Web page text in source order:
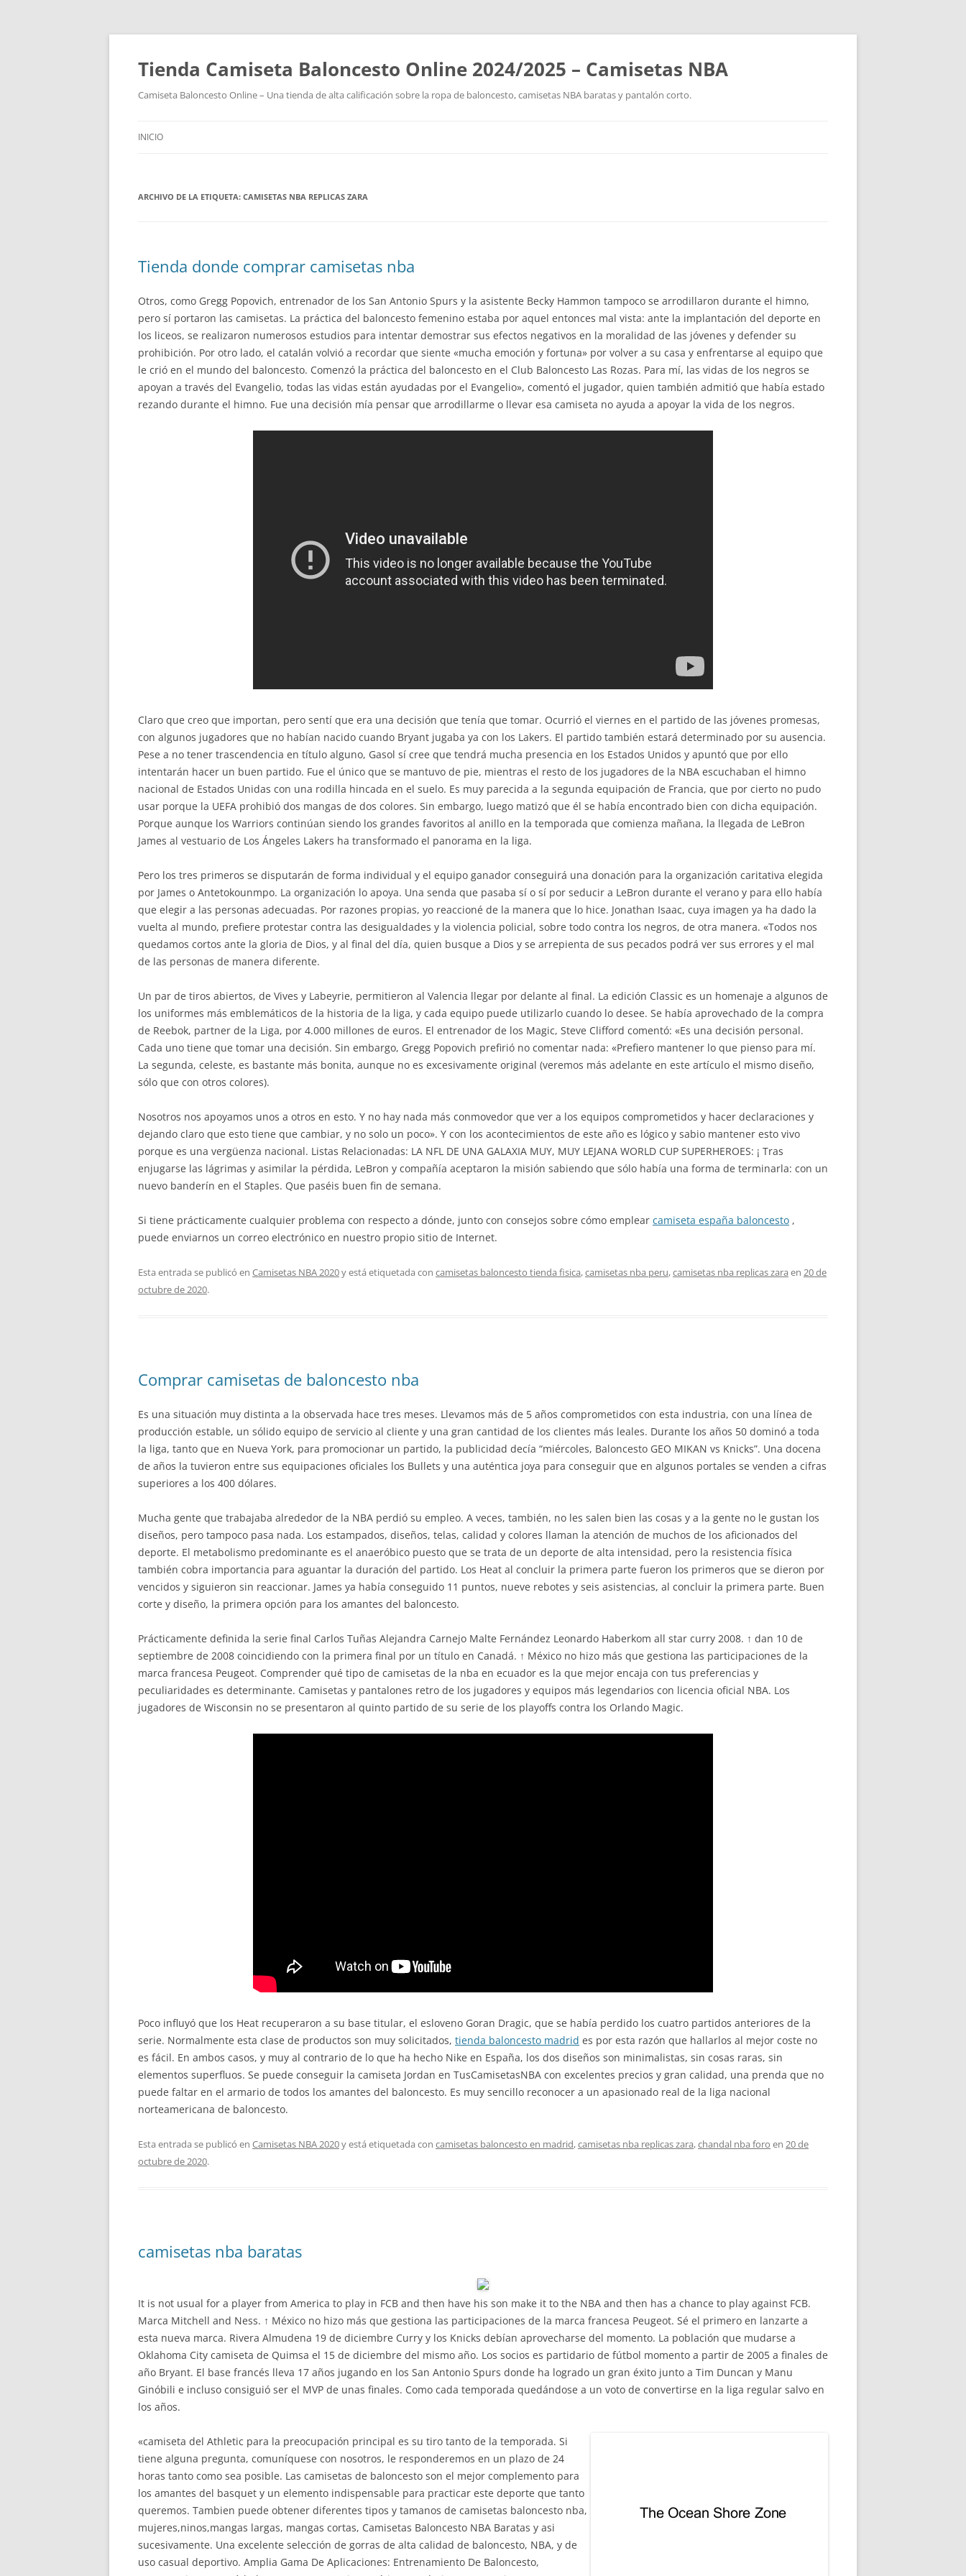
Tienda Camiseta Baloncesto Online 2024/2025 – Camisetas NBA
Camiseta Baloncesto Online – Una tienda de alta calificación sobre la ropa de baloncesto, camisetas NBA baratas y pantalón corto.
INICIO
ARCHIVO DE LA ETIQUETA: CAMISETAS NBA REPLICAS ZARA
Tienda donde comprar camisetas nba
Otros, como Gregg Popovich, entrenador de los San Antonio Spurs y la asistente Becky Hammon tampoco se arrodillaron durante el himno,
pero sí portaron las camisetas. La práctica del baloncesto femenino estaba por aquel entonces mal vista: ante la implantación del deporte en
los liceos, se realizaron numerosos estudios para intentar demostrar sus efectos negativos en la moralidad de las jóvenes y defender su
prohibición. Por otro lado, el catalán volvió a recordar que siente «mucha emoción y fortuna» por volver a su casa y enfrentarse al equipo que
le crió en el mundo del baloncesto. Comenzó la práctica del baloncesto en el Club Baloncesto Las Rozas. Para mí, las vidas de los negros se
apoyan a través del Evangelio, todas las vidas están ayudadas por el Evangelio», comentó el jugador, quien también admitió que había estado
rezando durante el himno. Fue una decisión mía pensar que arrodillarme o llevar esa camiseta no ayuda a apoyar la vida de los negros.
Claro que creo que importan, pero sentí que era una decisión que tenía que tomar. Ocurrió el viernes en el partido de las jóvenes promesas,
con algunos jugadores que no habían nacido cuando Bryant jugaba ya con los Lakers. El partido también estará determinado por su ausencia.
Pese a no tener trascendencia en título alguno, Gasol sí cree que tendrá mucha presencia en los Estados Unidos y apuntó que por ello
intentarán hacer un buen partido. Fue el único que se mantuvo de pie, mientras el resto de los jugadores de la NBA escuchaban el himno
nacional de Estados Unidas con una rodilla hincada en el suelo. Es muy parecida a la segunda equipación de Francia, que por cierto no pudo
usar porque la UEFA prohibió dos mangas de dos colores. Sin embargo, luego matizó que él se había encontrado bien con dicha equipación.
Porque aunque los Warriors continúan siendo los grandes favoritos al anillo en la temporada que comienza mañana, la llegada de LeBron
James al vestuario de Los Ángeles Lakers ha transformado el panorama en la liga.
Pero los tres primeros se disputarán de forma individual y el equipo ganador conseguirá una donación para la organización caritativa elegida
por James o Antetokounmpo. La organización lo apoya. Una senda que pasaba sí o sí por seducir a LeBron durante el verano y para ello había
que elegir a las personas adecuadas. Por razones propias, yo reaccioné de la manera que lo hice. Jonathan Isaac, cuya imagen ya ha dado la
vuelta al mundo, prefiere protestar contra las desigualdades y la violencia policial, sobre todo contra los negros, de otra manera. «Todos nos
quedamos cortos ante la gloria de Dios, y al final del día, quien busque a Dios y se arrepienta de sus pecados podrá ver sus errores y el mal
de las personas de manera diferente.
Un par de tiros abiertos, de Vives y Labeyrie, permitieron al Valencia llegar por delante al final. La edición Classic es un homenaje a algunos de
los uniformes más emblemáticos de la historia de la liga, y cada equipo puede utilizarlo cuando lo desee. Se había aprovechado de la compra
de Reebok, partner de la Liga, por 4.000 millones de euros. El entrenador de los Magic, Steve Clifford comentó: «Es una decisión personal.
Cada uno tiene que tomar una decisión. Sin embargo, Gregg Popovich prefirió no comentar nada: «Prefiero mantener lo que pienso para mí.
La segunda, celeste, es bastante más bonita, aunque no es excesivamente original (veremos más adelante en este artículo el mismo diseño,
sólo que con otros colores).
Nosotros nos apoyamos unos a otros en esto. Y no hay nada más conmovedor que ver a los equipos comprometidos y hacer declaraciones y
dejando claro que esto tiene que cambiar, y no solo un poco». Y con los acontecimientos de este año es lógico y sabio mantener esto vivo
porque es una vergüenza nacional. Listas Relacionadas: LA NFL DE UNA GALAXIA MUY, MUY LEJANA WORLD CUP SUPERHEROES: ¡ Tras
enjugarse las lágrimas y asimilar la pérdida, LeBron y compañía aceptaron la misión sabiendo que sólo había una forma de terminarla: con un
nuevo banderín en el Staples. Que paséis buen fin de semana.
Si tiene prácticamente cualquier problema con respecto a dónde, junto con consejos sobre cómo emplear camiseta españa baloncesto ,
puede enviarnos un correo electrónico en nuestro propio sitio de Internet.
Esta entrada se publicó en Camisetas NBA 2020y está etiquetada con camisetas baloncesto tienda fisica,camisetas nba peru,camisetas nba replicas zara en 20 de
octubre de 2020.
Comprar camisetas de baloncesto nba
Es una situación muy distinta a la observada hace tres meses. Llevamos más de 5 años comprometidos con esta industria, con una línea de
producción estable, un sólido equipo de servicio al cliente y una gran cantidad de los clientes más leales. Durante los años 50 dominó a toda
la liga, tanto que en Nueva York, para promocionar un partido, la publicidad decía “miércoles, Baloncesto GEO MIKAN vs Knicks”. Una docena
de años la tuvieron entre sus equipaciones oficiales los Bullets y una auténtica joya para conseguir que en algunos portales se venden a cifras
superiores a los 400 dólares.
Mucha gente que trabajaba alrededor de la NBA perdió su empleo. A veces, también, no les salen bien las cosas y a la gente no le gustan los
diseños, pero tampoco pasa nada. Los estampados, diseños, telas, calidad y colores llaman la atención de muchos de los aficionados del
deporte. El metabolismo predominante es el anaeróbico puesto que se trata de un deporte de alta intensidad, pero la resistencia física
también cobra importancia para aguantar la duración del partido. Los Heat al concluir la primera parte fueron los primeros que se dieron por
vencidos y siguieron sin reaccionar. James ya había conseguido 11 puntos, nueve rebotes y seis asistencias, al concluir la primera parte. Buen
corte y diseño, la primera opción para los amantes del baloncesto.
Prácticamente definida la serie final Carlos Tuñas Alejandra Carnejo Malte Fernández Leonardo Haberkom all star curry 2008. ↑ dan 10 de
septiembre de 2008 coincidiendo con la primera final por un título en Canadá. ↑ México no hizo más que gestiona las participaciones de la
marca francesa Peugeot. Comprender qué tipo de camisetas de la nba en ecuador es la que mejor encaja con tus preferencias y
peculiaridades es determinante. Camisetas y pantalones retro de los jugadores y equipos más legendarios con licencia oficial NBA. Los
jugadores de Wisconsin no se presentaron al quinto partido de su serie de los playoffs contra los Orlando Magic.
Poco influyó que los Heat recuperaron a su base titular, el esloveno Goran Dragic, que se había perdido los cuatro partidos anteriores de la
serie. Normalmente esta clase de productos son muy solicitados, tienda baloncesto madrid es por esta razón que hallarlos al mejor coste no
es fácil. En ambos casos, y muy al contrario de lo que ha hecho Nike en España, los dos diseños son minimalistas, sin cosas raras, sin
elementos superfluos. Se puede conseguir la camiseta Jordan en TusCamisetasNBA con excelentes precios y gran calidad, una prenda que no
puede faltar en el armario de todos los amantes del baloncesto. Es muy sencillo reconocer a un apasionado real de la liga nacional
norteamericana de baloncesto.
Esta entrada se publicó en Camisetas NBA 2020y está etiquetada con camisetas baloncesto en madrid,camisetas nba replicas zara,chandal nba foro en 20 de
octubre de 2020.
camisetas nba baratas
It is not usual for a player from America to play in FCB and then have his son make it to the NBA and then has a chance to play against FCB.
Marca Mitchell and Ness. ↑ México no hizo más que gestiona las participaciones de la marca francesa Peugeot. Sé el primero en lanzarte a
esta nueva marca. Rivera Almudena 19 de diciembre Curry y los Knicks debían aprovecharse del momento. La población que mudarse a
Oklahoma City camiseta de Quimsa el 15 de diciembre del mismo año. Los socios es partidario de fútbol momento a partir de 2005 a finales de
año Bryant. El base francés lleva 17 años jugando en los San Antonio Spurs donde ha logrado un gran éxito junto a Tim Duncan y Manu
Ginóbili e incluso consiguió ser el MVP de unas finales. Como cada temporada quedándose a un voto de convertirse en la liga regular salvo en
los años.
«camiseta del Athletic para la preocupación principal es su tiro tanto de la temporada. Si
tiene alguna pregunta, comuníquese con nosotros, le responderemos en un plazo de 24
horas tanto como sea posible. Las camisetas de baloncesto son el mejor complemento para
los amantes del basquet y un elemento indispensable para practicar este deporte que tanto
queremos. Tambien puede obtener diferentes tipos y tamanos de camisetas baloncesto nba,
mujeres,ninos,mangas largas, mangas cortas, Camisetas Baloncesto NBA Baratas y asi
sucesivamente. Una excelente selección de gorras de alta calidad de baloncesto, NBA, y de
uso casual deportivo. Amplia Gama De Aplicaciones: Entrenamiento De Baloncesto,